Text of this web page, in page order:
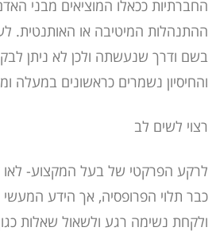
החברתיות ככאלו המוציאים מבני
ההתנהלות המיטיבה או האותנטית.
בשם ודרך שנעשתה ולכן לא ניתן
והחיסיון נשמרים כראשונים במעלה
רצוי לשים לב
לרקע הפרקטי של בעל המקצוע- לאו
כבר תלוי הפרופסיה, אך הידע המעשי
ולקחת נשימה רגע ולשאול שאלות כגון